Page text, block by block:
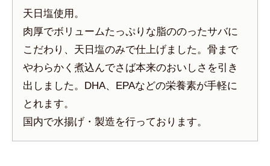
天日塩使用。
肉厚でボリュームたっぷりな脂ののったサバに
こだわり、天日塩のみで仕上げました。骨まで
やわらかく煮込んでさば本来のおいしさを引き
出しました。DHA、EPAなどの栄養素が手軽に
とれます。
国内で水揚げ・製造を行っております。